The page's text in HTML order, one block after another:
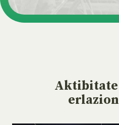
Aktibitate